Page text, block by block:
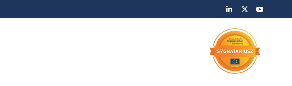
LinkedinTwitterYouTube
CZŁONKOWSKA POGOTOWIE PRAWNE ZDS KONTAKT